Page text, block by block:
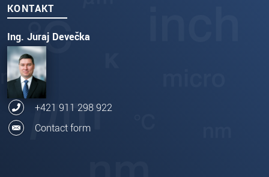
KONTAKT
Ing. Juraj Devečka
+421 911 298 922
Contact form